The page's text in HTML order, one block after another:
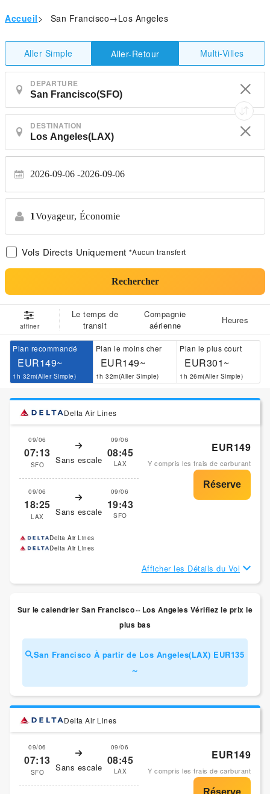
Accueil> San Francisco→Los Angeles
Aller Simple Aller-Retour Multi-Villes
DEPARTURE
DESTINATION
2026-09-06 2026-09-06
1Voyageur, Économie
Vols Directs Uniquement *Aucun transfert
Rechercher
affiner
Le temps de
transit
Compagnie
aérienne
Heures
Plan recommandé
EUR149~
1h 32m(Aller Simple)
Plan le moins cher
EUR149~
1h 32m(Aller Simple)
Plan le plus court
EUR301~
1h 26m(Aller Simple)
Delta Air Lines
09/06
07:13
SFO Sans escale
09/06
08:45
LAX
09/06
18:25
LAX Sans escale
09/06
19:43
SFO
EUR149
Y compris les frais de carburant
Delta Air Lines
Delta Air Lines
Afficher les Détails du Vol
Sur le calendrier San Francisco⇔Los Angeles Vérifiez le prix le
plus bas
San Francisco À partir de Los Angeles(LAX) EUR135
～
Delta Air Lines
09/06
07:13
SFO Sans escale
09/06
08:45
LAX
EUR149
Y compris les frais de carburant